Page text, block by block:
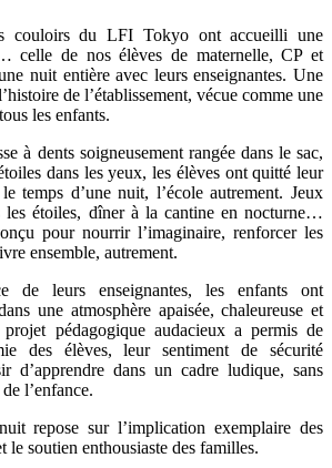
couloirs du LFI Tokyo ont accueilli une
celle de nos élèves de maternelle, CP et
nuit entière avec leurs enseignantes. Une
de l’établissement, vécue comme une
les enfants.
à dents soigneusement rangée dans le sac,
dans les yeux, les élèves ont quitté leur
temps d’une nuit, l’école autrement. Jeux
les étoiles, dîner à la cantine en nocturne…
pour nourrir l’imaginaire, renforcer les
ensemble, autrement.
de leurs enseignantes, les enfants ont
une atmosphère apaisée, chaleureuse et
pédagogique audacieux a permis de
des élèves, leur sentiment de sécurité
d’apprendre dans un cadre ludique, sans
l’enfance.
repose sur l’implication exemplaire des
le soutien enthousiaste des familles.